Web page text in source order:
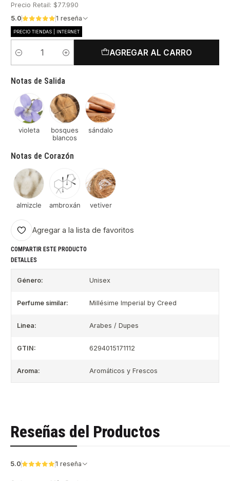
Precio Retail: $77.990
5.0
1 reseña
PRECIO TIENDAS | INTERNET
Cantidad
AGREGAR AL CARRO
Notas de Salida
violeta
bosques
blancos
sándalo
Notas de Corazón
almizcle ambroxán vetiver
Agregar a la lista de favoritos
COMPARTIR ESTE PRODUCTO
DETALLES
Género: Unisex
Perfume similar: Millésime Imperial by Creed
Linea: Arabes / Dupes
GTIN: 6294015171112
Aroma: Aromáticos y Frescos
Reseñas del Productos
5.0 1 reseña